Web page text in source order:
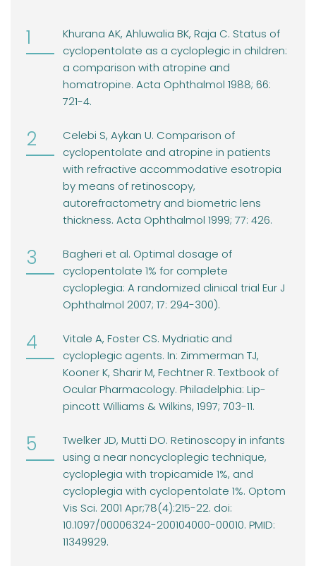
Khurana AK, Ahluwalia BK, Raja C. Status of
cyclopentolate as a cycloplegic in children:
a comparison with atropine and
homatropine. Acta Ophthalmol 1988; 66:
721-4.
Celebi S, Aykan U. Comparison of
cyclopentolate and atropine in patients
with refractive accommodative esotropia
by means of retinoscopy,
autorefractometry and biometric lens
thickness. Acta Ophthalmol 1999; 77: 426.
Bagheri et al. Optimal dosage of
cyclopentolate 1% for complete
cycloplegia: A randomized clinical trial Eur J
Ophthalmol 2007; 17: 294-300).
Vitale A, Foster CS. Mydriatic and
cycloplegic agents. In: Zimmerman TJ,
Kooner K, Sharir M, Fechtner R. Textbook of
Ocular Pharmacology. Philadelphia: Lip-
pincott Williams & Wilkins, 1997; 703-11.
Twelker JD, Mutti DO. Retinoscopy in infants
using a near noncycloplegic technique,
cycloplegia with tropicamide 1%, and
cycloplegia with cyclopentolate 1%. Optom
Vis Sci. 2001 Apr;78(4):215-22. doi:
10.1097/00006324-200104000-00010. PMID:
11349929.